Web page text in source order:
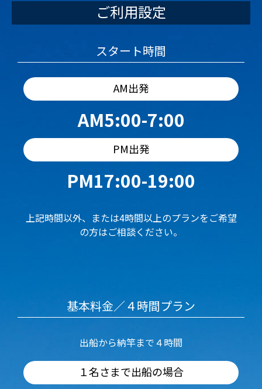
ご利用設定
スタート時間
AM出発
AM5:00-7:00
PM出発
PM17:00-19:00
上記時間以外、または4時間以上のプランをご希望
の方はご相談ください。
基本料金／４時間プラン
出船から納竿まで４時間
１名さまで出船の場合